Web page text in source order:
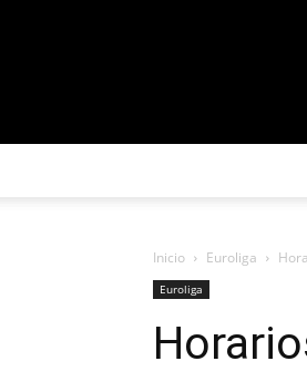
Inicio Euroliga
Euroliga